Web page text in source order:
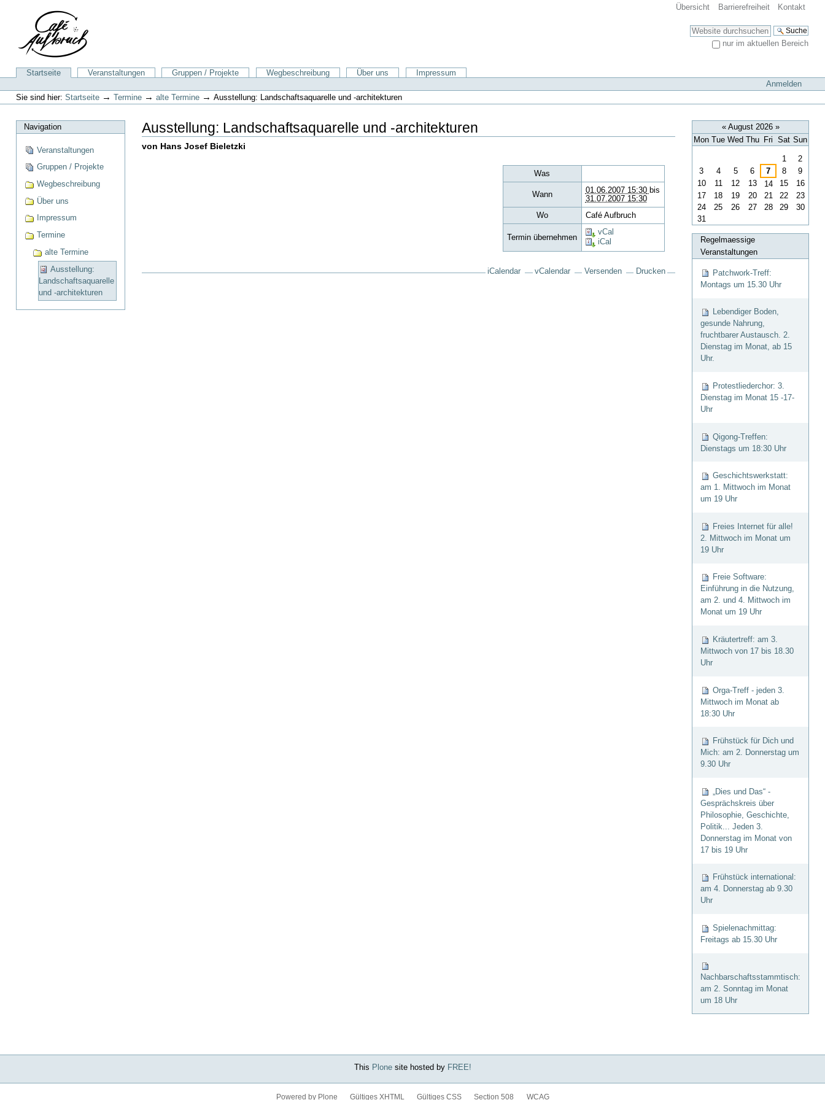
Navigation
Übersicht Barrierefreiheit Kontakt
Website durchsuchen
nur im aktuellen Bereich
SektionenStartseite Veranstaltungen Gruppen / Projekte Wegbeschreibung Über uns
Impressum
Benutzerspezifische
Werkzeuge
Anmelden
Sie sind hier: Startseite → Termine → alte Termine → Ausstellung: Landschaftsaquarelle und -architekturen
Navigation
Veranstaltungen
Gruppen / Projekte
Wegbeschreibung
Über uns
Impressum
Termine
alte Termine
Ausstellung:
Landschaftsaquarelle
und -architekturen
Ausstellung: Landschaftsaquarelle und -architekturen
von Hans Josef Bieletzki
Was
Wann 01.06.2007 15:30 bis
31.07.2007 15:30
Wo
Café Aufbruch
Termin übernehmen
vCal
iCal
iCalendar vCalendar Versenden Drucken
«August 2026 »
Mon Tue Wed Thu Fri Sat Sun
1
2
3
4 5 6 7 8
9
10
11 12 13 14 15
16
17
18 19 20 21 22
23
24
25 26 27 28 29
30
31
Regelmaessige
Veranstaltungen
Patchwork-Treff:
Montags um 15.30 Uhr
Lebendiger Boden,
gesunde Nahrung,
fruchtbarer Austausch. 2.
Dienstag im Monat, ab 15
Uhr.
Protestliederchor: 3.
Dienstag im Monat 15 -17-
Uhr
Qigong-Treffen:
Dienstags um 18:30 Uhr
Geschichtswerkstatt:
am 1. Mittwoch im Monat
um 19 Uhr
Freies Internet für alle!
2. Mittwoch im Monat um
19 Uhr
Freie Software:
Einführung in die Nutzung,
am 2. und 4. Mittwoch im
Monat um 19 Uhr
Kräutertreff: am 3.
Mittwoch von 17 bis 18.30
Uhr
Orga-Treff - jeden 3.
Mittwoch im Monat ab
18:30 Uhr
Frühstück für Dich und
Mich: am 2. Donnerstag um
9.30 Uhr
„Dies und Das“ -
Gesprächskreis über
Philosophie, Geschichte,
Politik... Jeden 3.
Donnerstag im Monat von
17 bis 19 Uhr
Frühstück international:
am 4. Donnerstag ab 9.30
Uhr
Spielenachmittag:
Freitags ab 15.30 Uhr
Nachbarschaftsstammtisch:
am 2. Sonntag im Monat
um 18 Uhr
This Plonesite hosted by FREE!
Powered by Plone Gültiges XHTML Gültiges CSS Section 508 WCAG